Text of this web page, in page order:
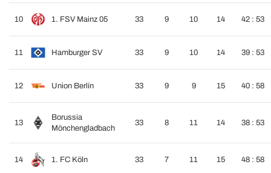
10 1. FSV Mainz 05 33 9 10 14 42 : 53
11 Hamburger SV 33 9 10 14 39 : 53
12 Union Berlín 33 9 9 15 40 : 58
13
Borussia
Mönchengladbach
33 8 11 14 38 : 53
14 1. FC Köln 33 7 11 15 48 : 58